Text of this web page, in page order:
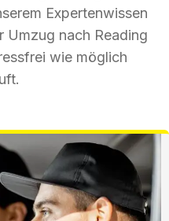
Expertenwissen
Umzug nach Reading
wie möglich